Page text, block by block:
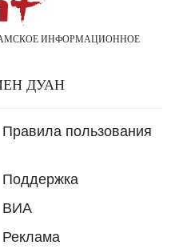
ИНФОРМАЦИОННОЕ
ДУАН
Правила пользования
Поддержка
ВИА
Реклама